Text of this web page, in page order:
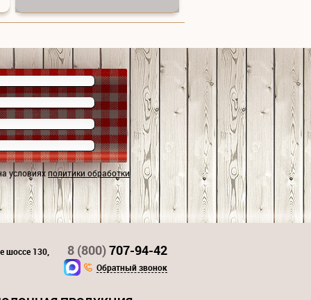
условияхполитики обработки
шоссе 130, 8 (800)707-94-42
Обратный звонок